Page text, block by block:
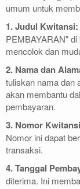
umum untuk
1. Judul Kwitansi:
PEMBAYARAN"
mencolok dan
2. Nama dan
tuliskan nama dan
akan membantu
pembayaran.
3. Nomor
Nomor ini dapat
transaksi.
4. Tanggal
diterima. Ini